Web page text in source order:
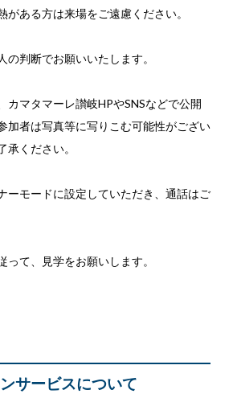
がある方は来場をご遠慮ください。
の判断でお願いいたします。
カマタマーレ讃岐HPやSNSなどで公開
加者は写真等に写りこむ可能性がござい
承ください。
ーモードに設定していただき、通話はご
って、見学をお願いします。
サービスについて